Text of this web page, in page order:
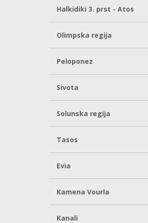
Halkidiki 3. prst - Atos
Olimpska regija
Peloponez
Sivota
Solunska regija
Tasos
Evia
Kamena Vourla
Kanali